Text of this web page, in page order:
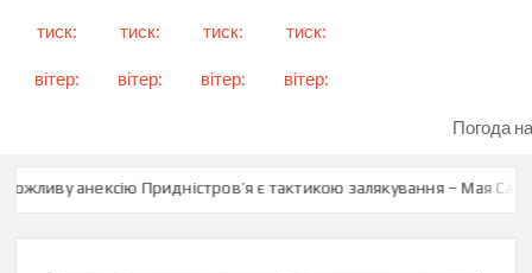
тиск:
вітер:
тиск:
вітер:
тиск:
вітер:
тиск:
вітер:
Погода
анексію Придністров’я є тактикою залякування – Мая Санду